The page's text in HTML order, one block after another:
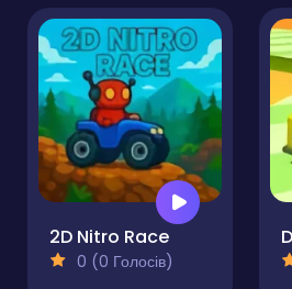
2D Nitro Race
0 (0 Голосів)